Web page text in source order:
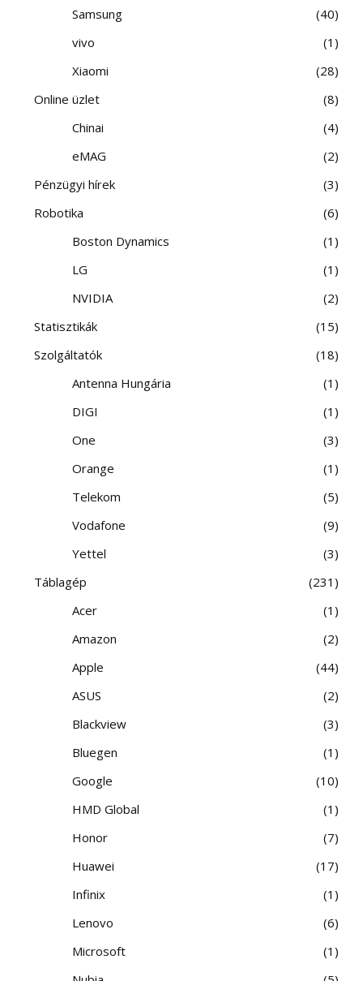
Samsung
40
vivo
1
Xiaomi
28
Online üzlet
8
Chinai
4
eMAG
2
Pénzügyi hírek
3
Robotika
6
Boston Dynamics
1
LG
1
NVIDIA
2
Statisztikák
15
Szolgáltatók
18
Antenna Hungária
1
DIGI
1
One
3
Orange
1
Telekom
5
Vodafone
9
Yettel
3
Táblagép
231
Acer
1
Amazon
2
Apple
44
ASUS
2
Blackview
3
Bluegen
1
Google
10
HMD Global
1
Honor
7
Huawei
17
Infinix
1
Lenovo
6
Microsoft
1